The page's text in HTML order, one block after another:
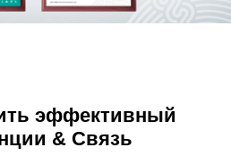
эффективный
& Связь